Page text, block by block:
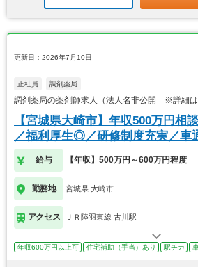
更新日：2026年7月10日
正社員 調剤薬局
調剤薬局の薬剤師求人（法人名非公開 ※詳細は
【宮城県大崎市】年収500万円相
／福利厚生◎／研修制度充実／車
給与 【年収】500万円～600万円程度
勤務地 宮城県 大崎市
アクセス ＪＲ陸羽東線 古川駅
年収600万円以上可 住宅補助（手当）あり 駅チカ